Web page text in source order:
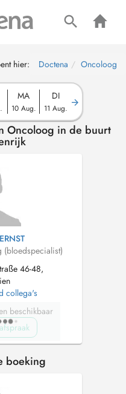
hier: Doctena Oncoloog
MA
10 Aug.
DI
11 Aug.
Oncoloog in de buurt
(bloedspecialist)
46-48,
collega's
beschikbaar
boeking